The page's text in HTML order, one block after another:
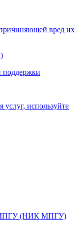
вред их
поддержки
услуг, используйте
МПГУ (НИК МПГУ)